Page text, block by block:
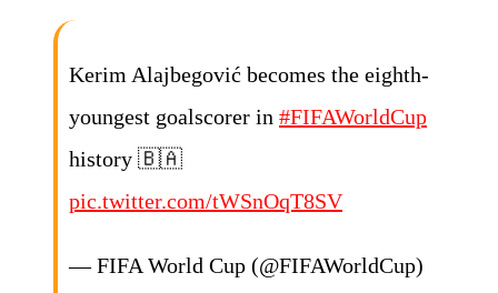
Kerim Alajbegović becomes the eighth-
youngest goalscorer in #FIFAWorldCup
history 🇧🇦
pic.twitter.com/tWSnOqT8SV
— FIFA World Cup (@FIFAWorldCup)